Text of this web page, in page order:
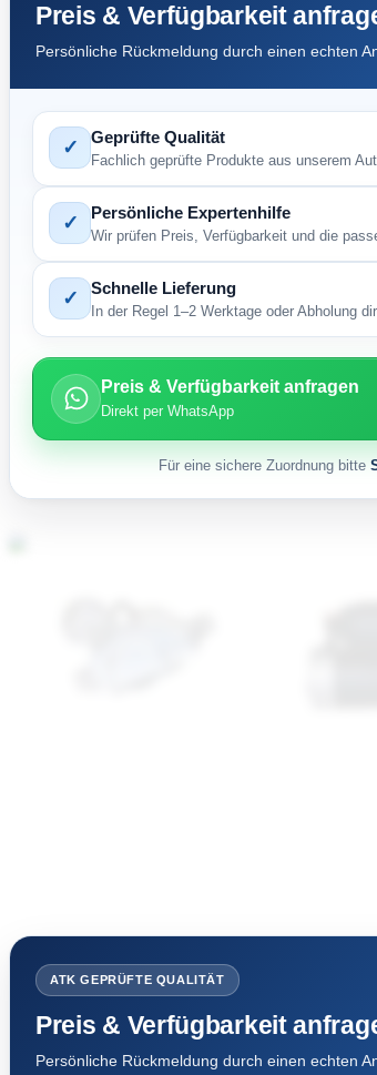
Preis & Verfügbarkeit
Persönliche Rückmeldung durch einen echten
✓ Geprüfte Qualität
Fachlich geprüfte Produkte aus unserem
✓ Persönliche Expertenhilfe
Wir prüfen Preis, Verfügbarkeit und die
✓ Schnelle Lieferung
In der Regel 1–2 Werktage oder Abholung
Preis & Verfügbarkeit anfragen
Direkt per WhatsApp
Für eine sichere Zuordnung bitte
ATK GEPRÜFTE QUALITÄT
Preis & Verfügbarkeit
Persönliche Rückmeldung durch einen echten